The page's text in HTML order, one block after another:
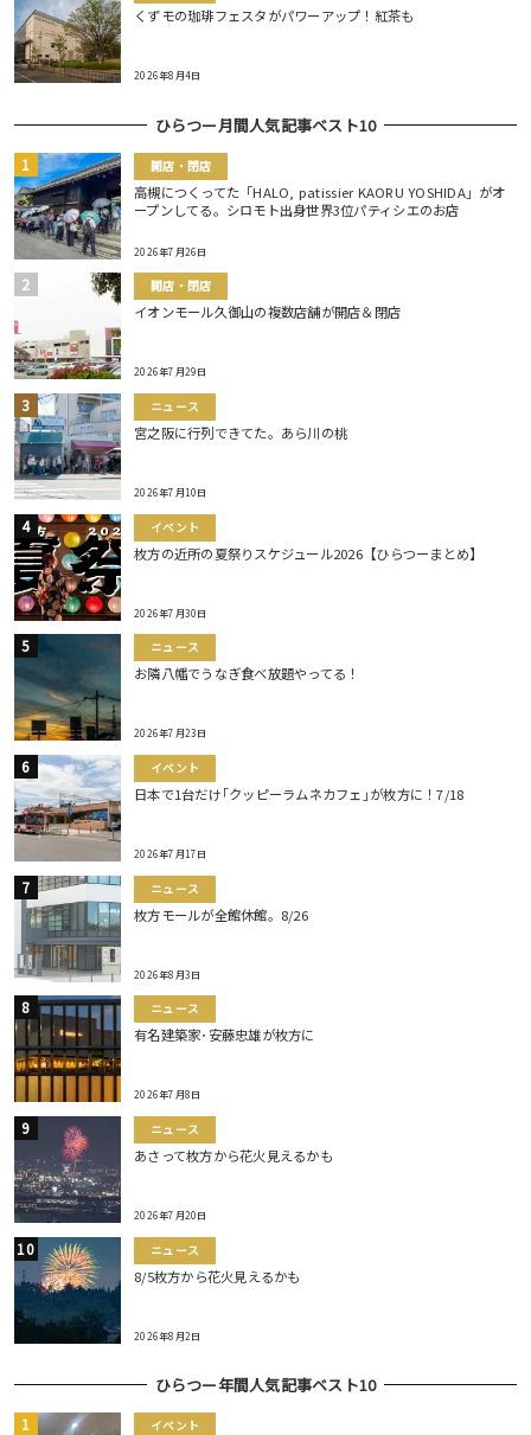
くずモの珈琲フェスタがパワーアップ！紅茶も
2026年8月4日
ひらつー月間人気記事ベスト10
開店・閉店
高槻につくってた「HALO, patissier KAORU YOSHIDA」がオ
ープンしてる。シロモト出身世界3位パティシエのお店
2026年7月26日
開店・閉店
イオンモール久御山の複数店舗が開店＆閉店
2026年7月29日
ニュース
宮之阪に行列できてた。あら川の桃
2026年7月10日
イベント
枚方の近所の夏祭りスケジュール2026【ひらつーまとめ】
2026年7月30日
ニュース
お隣八幡でうなぎ食べ放題やってる！
2026年7月23日
イベント
日本で1台だけ｢クッピーラムネカフェ｣が枚方に！7/18
2026年7月17日
ニュース
枚方モールが全館休館。8/26
2026年8月3日
ニュース
有名建築家･安藤忠雄が枚方に
2026年7月8日
ニュース
あさって枚方から花火見えるかも
2026年7月20日
ニュース
8/5枚方から花火見えるかも
2026年8月2日
ひらつー年間人気記事ベスト10
イベント